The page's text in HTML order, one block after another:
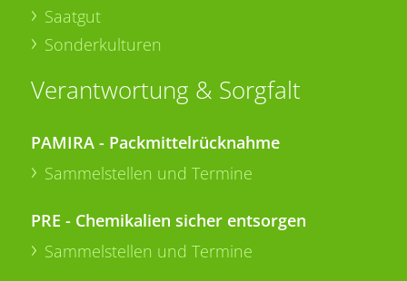
Saatgut
Sonderkulturen
Verantwortung & Sorgfalt
PAMIRA - Packmittelrücknahme
Sammelstellen und Termine
PRE - Chemikalien sicher entsorgen
Sammelstellen und Termine